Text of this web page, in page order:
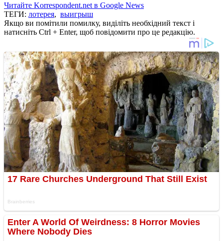
Читайте Korrespondent.net в Google News
ТЕГИ: лотерея, выигрыш
Якщо ви помітили помилку, виділіть необхідний текст і
натисніть Ctrl + Enter, щоб повідомити про це редакцію.